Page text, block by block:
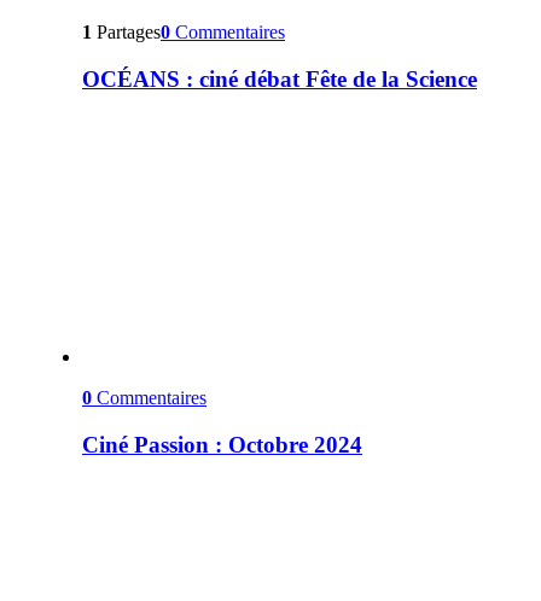
1 Partages0 Commentaires
OCÉANS : ciné débat Fête de la Science
0 Commentaires
Ciné Passion : Octobre 2024